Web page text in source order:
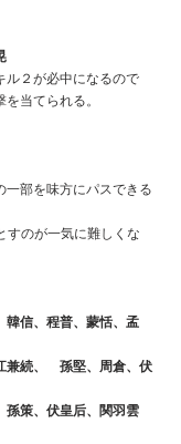
が必中になるので
てられる。
を味方にパスできる
のが一気に難しくな
、程普、蒙恬、孟
孫堅、周倉、伏
、伏皇后、関羽雲